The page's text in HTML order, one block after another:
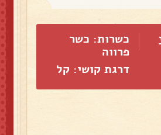
כשרות: כשר
פרווה
דרגת קושי: קל